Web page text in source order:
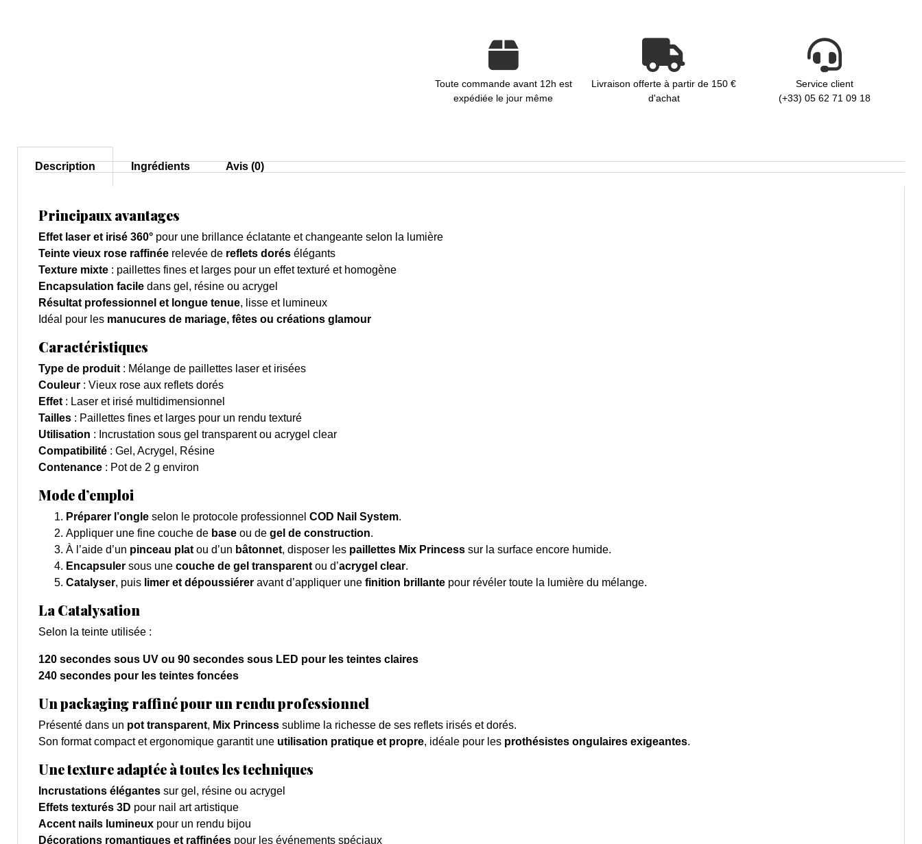
Toute commande avant 12h est
expédiée le jour même
Livraison offerte à partir de 150 €
d'achat
Service client
(+33) 05 62 71 09 18
Description Ingrédients Avis (0)
Principaux avantages
Effet laser et irisé 360° pour une brillance éclatante et changeante selon la lumière
Teinte vieux rose raffinée relevée de reflets dorés élégants
Texture mixte : paillettes fines et larges pour un effet texturé et homogène
Encapsulation facile dans gel, résine ou acrygel
Résultat professionnel et longue tenue, lisse et lumineux
Idéal pour les manucures de mariage, fêtes ou créations glamour
Caractéristiques
Type de produit: Mélange de paillettes laser et irisées
Couleur : Vieux rose aux reflets dorés
Effet: Laser et irisé multidimensionnel
Tailles : Paillettes fines et larges pour un rendu texturé
Utilisation : Incrustation sous gel transparent ou acrygel clear
Compatibilité : Gel, Acrygel, Résine
Contenance : Pot de 2 g environ
Mode d’emploi
Préparer l’ongle selon le protocole professionnel COD Nail System.
Appliquer une fine couche de base ou de gel de construction.
À l’aide d’un pinceau platou d’un bâtonnet, disposer les paillettes Mix Princess sur la surface encore humide.
Encapsuler sous une couche de gel transparentou d’acrygel clear.
Catalyser, puis limer et dépoussiérer avant d’appliquer une finition brillante pour révéler toute la lumière du mélange.
La Catalysation
Selon la teinte utilisée :
120 secondes sous UV ou 90 secondes sous LED pour les teintes claires
240 secondes pour les teintes foncées
Un packaging raffiné pour un rendu professionnel
Présenté dans un pot transparent, Mix Princess sublime la richesse de ses reflets irisés et dorés.
Son format compact et ergonomique garantit une utilisation pratique et propre, idéale pour les prothésistes ongulaires exigeantes.
Une texture adaptée à toutes les techniques
Incrustations élégantes sur gel, résine ou acrygel
Effets texturés 3D pour nail art artistique
Accent nails lumineux pour un rendu bijou
Décorations romantiques et raffinées pour les événements spéciaux